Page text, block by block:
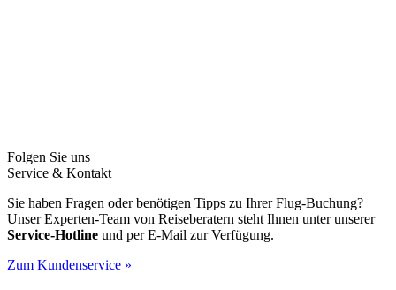
Folgen Sie uns
Service & Kontakt
Sie haben Fragen oder benötigen Tipps zu Ihrer Flug-Buchung?
Unser Experten-Team von Reiseberatern steht Ihnen unter unserer
Service-Hotline und per E-Mail zur Verfügung.
Zum Kundenservice »